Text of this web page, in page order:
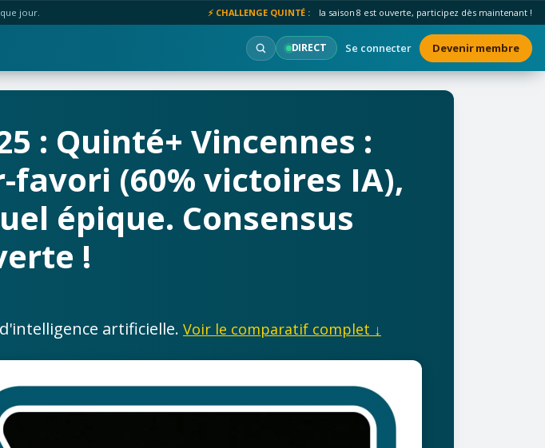
jour. ⚡ CHALLENGE QUINTÉ : la saison 8 est ouverte, participez dès maintenant !
DIRECT Se connecter Devenir membre
: Quinté+ Vincennes :
favori (60% victoires IA),
épique. Consensus
!
artificielle. Voir le comparatif complet ↓